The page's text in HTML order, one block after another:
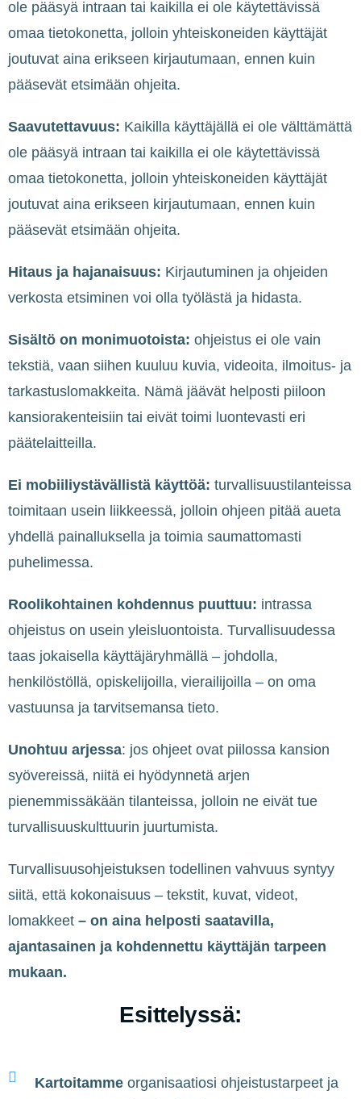
ole pääsyä intraan tai kaikilla ei ole käytettävissä
omaa tietokonetta, jolloin yhteiskoneiden käyttäjät
joutuvat aina erikseen kirjautumaan, ennen kuin
pääsevät etsimään ohjeita.
Saavutettavuus: Kaikilla käyttäjällä ei ole välttämättä
ole pääsyä intraan tai kaikilla ei ole käytettävissä
omaa tietokonetta, jolloin yhteiskoneiden käyttäjät
joutuvat aina erikseen kirjautumaan, ennen kuin
pääsevät etsimään ohjeita.
Hitaus ja hajanaisuus: Kirjautuminen ja ohjeiden
verkosta etsiminen voi olla työlästä ja hidasta.
Sisältö on monimuotoista: ohjeistus ei ole vain
tekstiä, vaan siihen kuuluu kuvia, videoita, ilmoitus- ja
tarkastuslomakkeita. Nämä jäävät helposti piiloon
kansiorakenteisiin tai eivät toimi luontevasti eri
päätelaitteilla.
Ei mobiiliystävällistä käyttöä: turvallisuustilanteissa
toimitaan usein liikkeessä, jolloin ohjeen pitää aueta
yhdellä painalluksella ja toimia saumattomasti
puhelimessa.
Roolikohtainen kohdennus puuttuu: intrassa
ohjeistus on usein yleisluontoista. Turvallisuudessa
taas jokaisella käyttäjäryhmällä – johdolla,
henkilöstöllä, opiskelijoilla, vierailijoilla – on oma
vastuunsa ja tarvitsemansa tieto.
Unohtuu arjessa: jos ohjeet ovat piilossa kansion
syövereissä, niitä ei hyödynnetä arjen
pienemmissäkään tilanteissa, jolloin ne eivät tue
turvallisuuskulttuurin juurtumista.
Turvallisuusohjeistuksen todellinen vahvuus syntyy
siitä, että kokonaisuus – tekstit, kuvat, videot,
lomakkeet – on aina helposti saatavilla,
ajantasainen ja kohdennettu käyttäjän tarpeen
mukaan.
Esittelyssä:
Kartoitammeorganisaatiosi ohjeistustarpeet ja